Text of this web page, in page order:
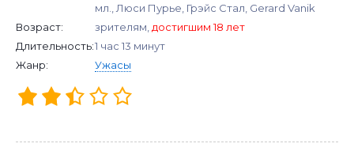
мл., Люси Пурье, Грэйс Стал, Gerard Vanik
Возраст:
зрителям, достигшим 18 лет
Длительность:1 час 13 минут
Жанр:
Ужасы